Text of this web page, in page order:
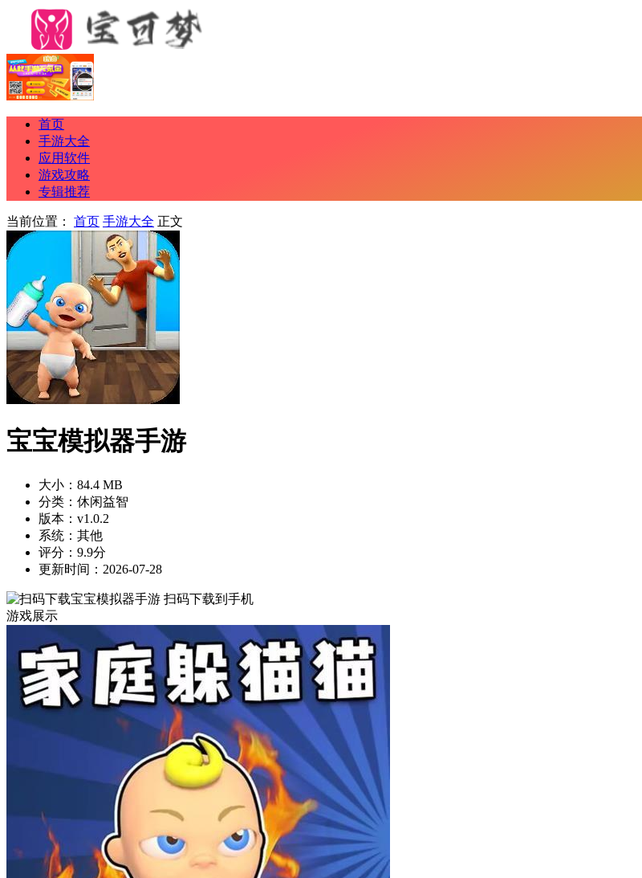
首页
手游大全
应用软件
游戏攻略
专辑推荐
当前位置： 首页 手游大全 正文
宝宝模拟器手游
大小：84.4 MB
分类：休闲益智
版本：v1.0.2
系统：其他
评分：9.9分
更新时间：2026-07-28
扫码下载到手机
游戏展示